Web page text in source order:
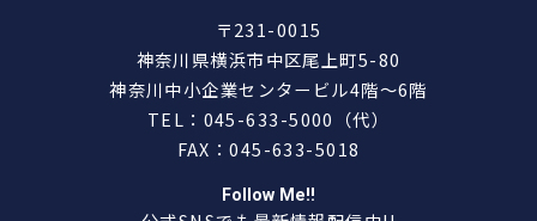
〒231-0015
神奈川県横浜市中区尾上町5-80
神奈川中小企業センタービル4階～6階
TEL：045-633-5000（代）
FAX：045-633-5018
Follow Me!!